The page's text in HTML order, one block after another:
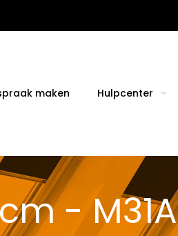
maken Hulpcenter
- M31A